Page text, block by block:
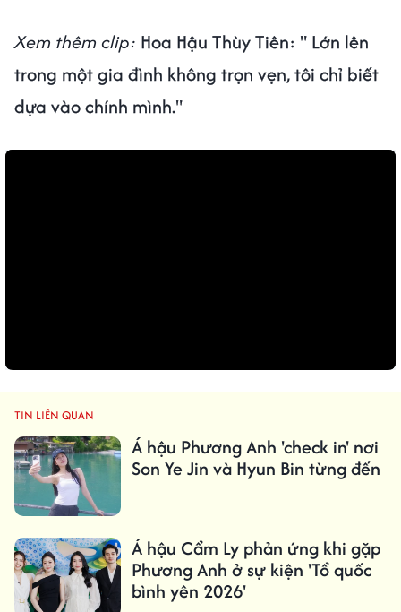
Xem thêm clip: Hoa Hậu Thùy Tiên: " Lớn lên
trong một gia đình không trọn vẹn, tôi chỉ biết
dựa vào chính mình."
TIN LIÊN QUAN
Á hậu Phương Anh 'check in' nơi
Son Ye Jin và Hyun Bin từng đến
Á hậu Cẩm Ly phản ứng khi gặp
Phương Anh ở sự kiện 'Tổ quốc
bình yên 2026'